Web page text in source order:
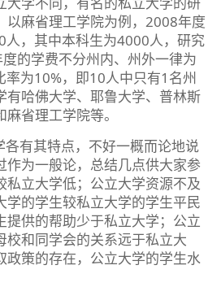
以麻省理工学院为例，2008年度
人，其中本科生为4000人，研究
的学费不分州内、州外一律为
为10%，即10人中只有1名州
有哈佛大学、耶鲁大学、普林斯
省理工学院等。
有其特点，不好一概而论地说
作为一般论，总结几点供大家参
私立大学低；公立大学资源不及
学的学生较私立大学的学生平民
提供的帮助少于私立大学；公立
校和同学会的关系远于私立大
政策的存在，公立大学的学生水